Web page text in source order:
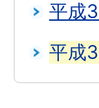
平成
平成